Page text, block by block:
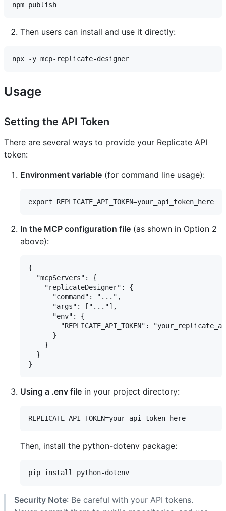
Then users can install and use it directly:
Usage
Setting the API Token
There are several ways to provide your Replicate API
token:
Environment variable (for command line usage):
In the MCP configuration file (as shown in Option 2
above):
{
  "mcpServers": {
    "replicateDesigner": {
      "command": "...",
      "args": ["..."],
      "env": {
"REPLICATE_API_TOKEN":
      }
    }
  }
Using a .env file in your project directory:
Then, install the python-dotenv package:
Security Note: Be careful with your API tokens.